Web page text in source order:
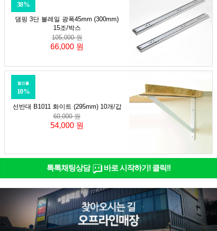
댐핑 3단 볼레일 광폭45mm (300mm)
15조/박스
38%
105,000 원
66,000 원
선반대 B1011 화이트 (295mm) 10개/갑
할인률
10%
60,000 원
54,000 원
톡톡채팅상담 바로 시작하기! 클릭!!